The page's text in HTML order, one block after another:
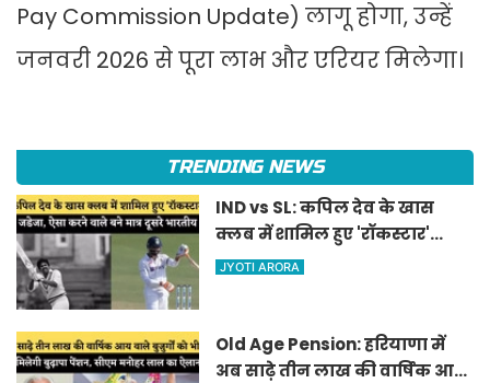
Pay Commission Update) लागू होगा, उन्हें
जनवरी 2026 से पूरा लाभ और एरियर मिलेगा।
TRENDING NEWS
IND vs SL: कपिल देव के खास
क्लब में शामिल हुए 'रॉकस्टार'
जडेजा, ऐसा करने वाले बने मात्र
JYOTI ARORA
Old Age Pension: हरियाणा में
अब साढ़े तीन लाख की वार्षिक आय